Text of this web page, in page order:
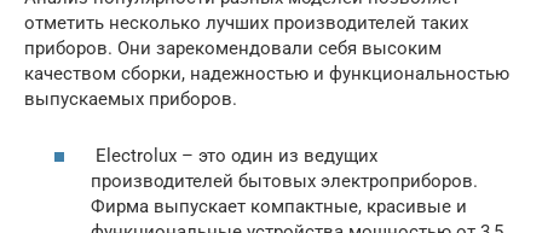
отметить несколько лучших производителей таких
приборов. Они зарекомендовали себя высоким
качеством сборки, надежностью и функциональностью
выпускаемых приборов.
Electrolux – это один из ведущих
производителей бытовых электроприборов.
Фирма выпускает компактные, красивые и